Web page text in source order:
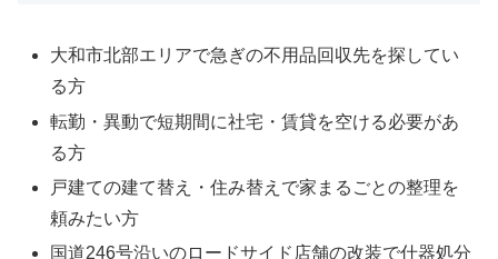
大和市北部エリアで急ぎの不用品回収先を探してい
る方
転勤・異動で短期間に社宅・賃貸を空ける必要があ
る方
戸建ての建て替え・住み替えで家まるごとの整理を
頼みたい方
国道246号沿いのロードサイド店舗の改装で什器処分